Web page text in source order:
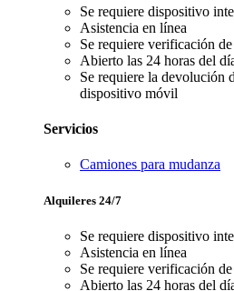
Se requiere dispositivo
Asistencia en línea
Se requiere verificación
Abierto las 24 horas del
Se requiere la devolución
dispositivo móvil
Servicios
Camiones para mudanza
Alquileres 24/7
Se requiere dispositivo
Asistencia en línea
Se requiere verificación
Abierto las 24 horas del